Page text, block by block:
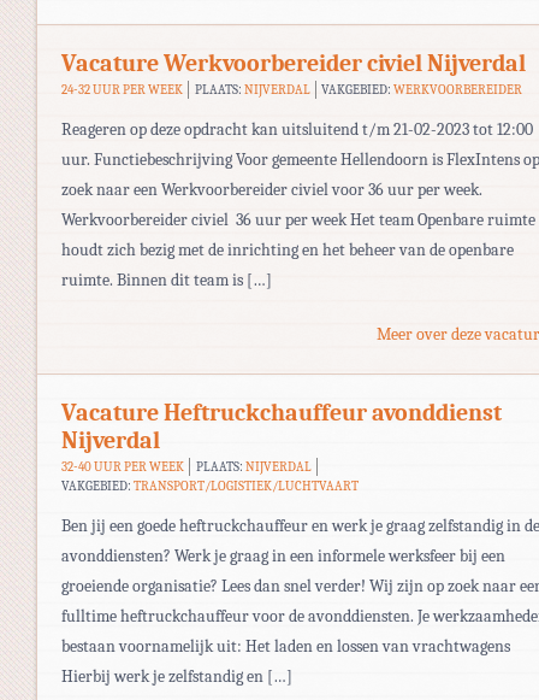
Vacature Werkvoorbereider civiel Nijverdal
24-32 UUR PER WEEK PLAATS: NIJVERDAL VAKGEBIED:WERKVOORBEREIDER
Reageren op deze opdracht kan uitsluitend t/m 21-02-2023 tot 12:00
uur. Functiebeschrijving Voor gemeente Hellendoorn is FlexIntens op
zoek naar een Werkvoorbereider civiel voor 36 uur per week.
Werkvoorbereider civiel 36 uur per week Het team Openbare ruimte
houdt zich bezig met de inrichting en het beheer van de openbare
ruimte. Binnen dit team is […]
Meer over deze
Vacature Heftruckchauffeur avonddienst
Nijverdal
32-40 UUR PER WEEK PLAATS: NIJVERDAL
VAKGEBIED: TRANSPORT/LOGISTIEK/LUCHTVAART
Ben jij een goede heftruckchauffeur en werk je graag zelfstandig in de
avonddiensten? Werk je graag in een informele werksfeer bij een
groeiende organisatie? Lees dan snel verder! Wij zijn op zoek naar
fulltime heftruckchauffeur voor de avonddiensten. Je
bestaan voornamelijk uit: Het laden en lossen van vrachtwagens
Hierbij werk je zelfstandig en […]